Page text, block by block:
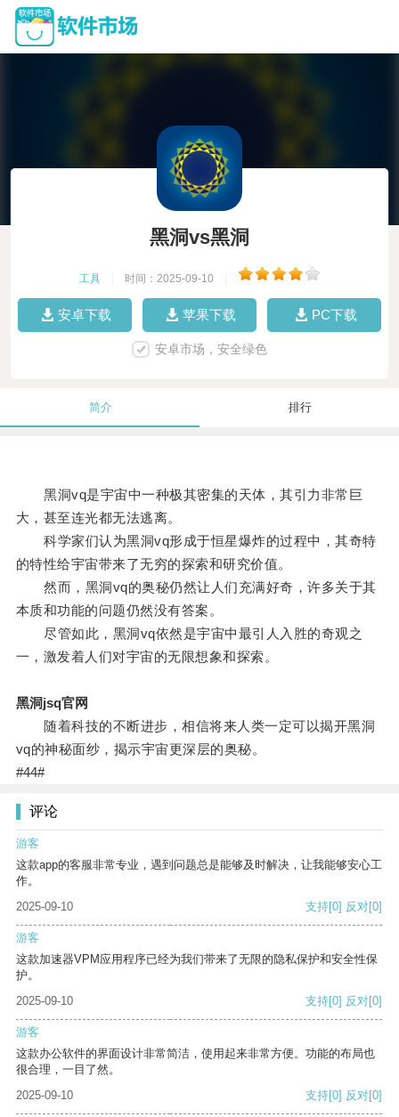
黑洞vs黑洞
工具 时间：2025-09-10
安卓下载 苹果下载 PC下载
安卓市场，安全绿色
简介 排行
黑洞vq是宇宙中一种极其密集的天体，其引力非常巨
大，甚至连光都无法逃离。
科学家们认为黑洞vq形成于恒星爆炸的过程中，其奇特
的特性给宇宙带来了无穷的探索和研究价值。
然而，黑洞vq的奥秘仍然让人们充满好奇，许多关于其
本质和功能的问题仍然没有答案。
尽管如此，黑洞vq依然是宇宙中最引人入胜的奇观之
一，激发着人们对宇宙的无限想象和探索。
黑洞jsq官网
随着科技的不断进步，相信将来人类一定可以揭开黑洞
vq的神秘面纱，揭示宇宙更深层的奥秘。
#44#
评论
游客
这款app的客服非常专业，遇到问题总是能够及时解决，让我能够安心工
作。
2025-09-10
支持[0] 反对[0]
游客
这款加速器VPM应用程序已经为我们带来了无限的隐私保护和安全性保
护。
2025-09-10
支持[0] 反对[0]
游客
这款办公软件的界面设计非常简洁，使用起来非常方便。功能的布局也
很合理，一目了然。
2025-09-10
支持[0] 反对[0]